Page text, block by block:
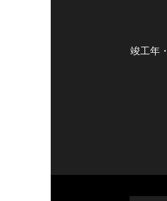
竣工年・